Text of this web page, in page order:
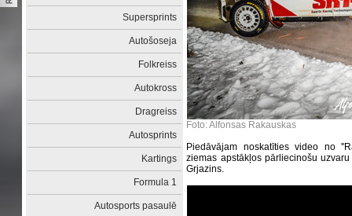
Supersprints
Autošoseja
Folkreiss
Autokross
Dragreiss
Autosprints
Kartings
Formula 1
Autosports pasaulē
Foto: Alfonsas Rakauskas
Piedāvājam noskatīties video no
ziemas apstākļos pārliecinošu
Grjazins.